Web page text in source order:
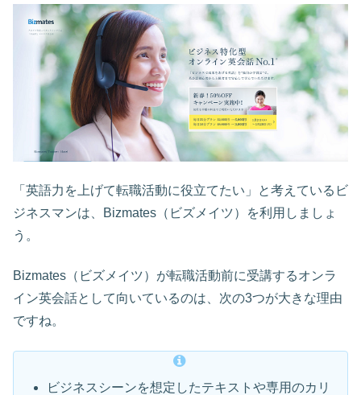
「英語力を上げて転職活動に役立てたい」と考えているビ
ジネスマンは、Bizmates（ビズメイツ）を利用しましょ
う。
Bizmates（ビズメイツ）が転職活動前に受講するオンラ
イン英会話として向いているのは、次の3つが大きな理由
ですね。
ビジネスシーンを想定したテキストや専用のカリ